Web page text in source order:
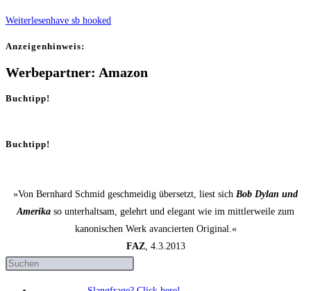
Weiterlesenhave sb hooked
Anzei­gen­hin­weis:
Werbepartner: Amazon
Buchtipp!
Buchtipp!
»Von Bernhard Schmid geschmeidig übersetzt, liest sich Bob Dylan und
Amerika so unterhaltsam, gelehrt und elegant wie im mittlerweile zum
kanonischen Werk avancierten Original.«
FAZ, 4.3.2013